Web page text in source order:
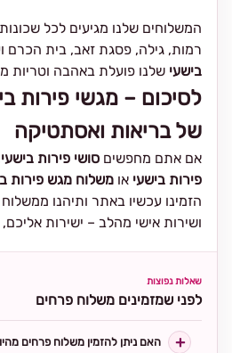
המשלוחים שלנו מגיעים לכל
רמות, גילה, פסגת זאב, בית הכרם
בישעי שלנו פועלת באהבה וטריות
לסיכום – מגשי פירות
של בריאות ואסתטיקה
אם אתם מחפשים סושי פירות בישעי
פירות בישעי או משלוח מגש פירות
הזמינו עכשיו באתר ותיהנו
ושירות אישי מהלב – ישירות
שאלות נפוצות
לפני שמזמינים משלוח פרחים
האם ניתן להזמין משלוח פרחים